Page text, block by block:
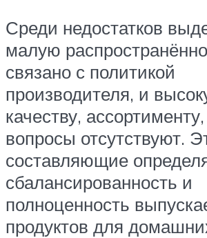
Среди недостатков
малую
связано с политикой
производителя, и
качеству,
вопросы отсутствуют.
составляющие
сбалансированность и
полноценность
продуктов для